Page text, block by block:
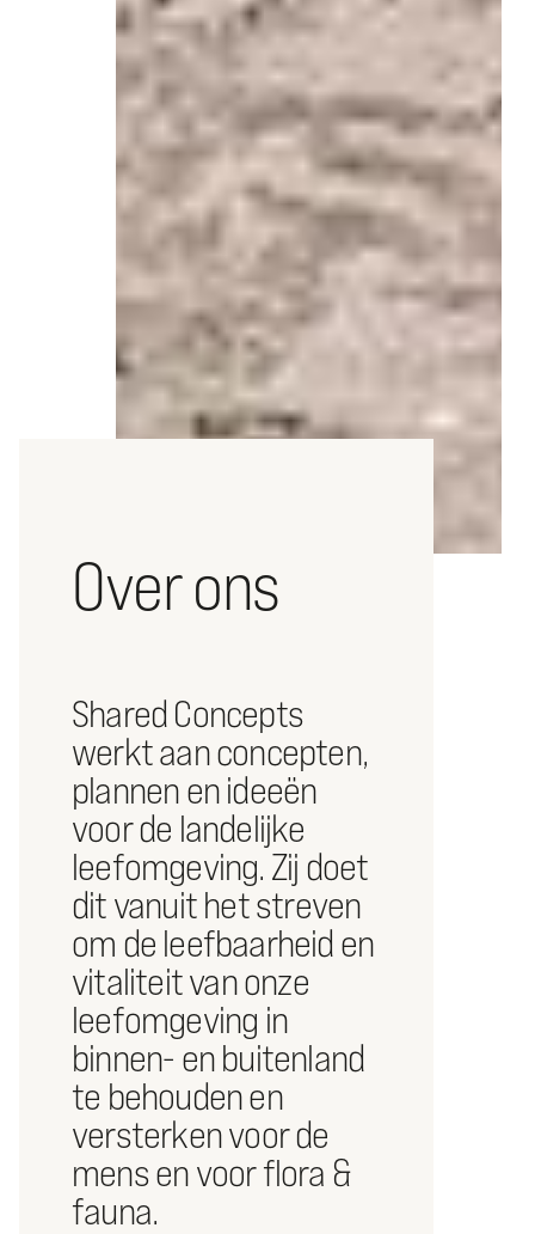
Over ons
Shared Concepts
werkt aan concepten,
plannen en ideeën
voor de landelijke
leefomgeving. Zij doet
dit vanuit het streven
om de leefbaarheid en
vitaliteit van onze
leefomgeving in
binnen- en buitenland
te behouden en
versterken voor de
mens en voor flora &
fauna.